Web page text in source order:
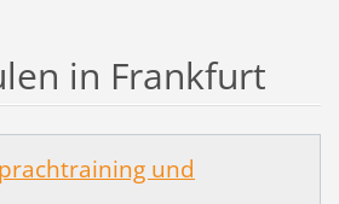
in Frankfurt
und